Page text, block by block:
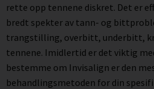
rette opp tennene diskret. Det er
bredt spekter av tann- og
trangstilling, overbitt, underbitt,
tennene. Imidlertid er det viktig
bestemme om Invisalign er den
behandlingsmetoden for din